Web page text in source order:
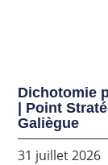
Dichotomie
| Point
Galiègue
31 juillet 2026